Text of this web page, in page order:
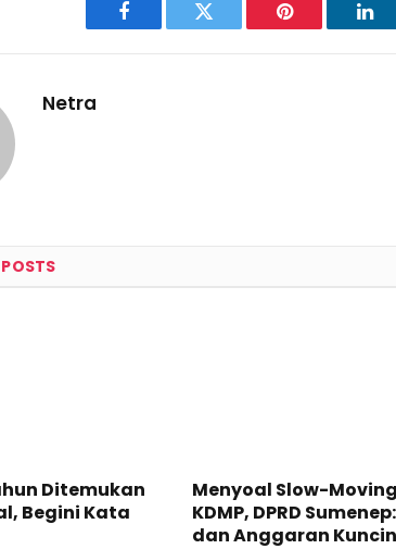
Facebook Twitter Pinterest
Netra
POSTS
Ditemukan
Begini Kata
Menyoal Slow-Moving
KDMP, DPRD
dan Anggaran